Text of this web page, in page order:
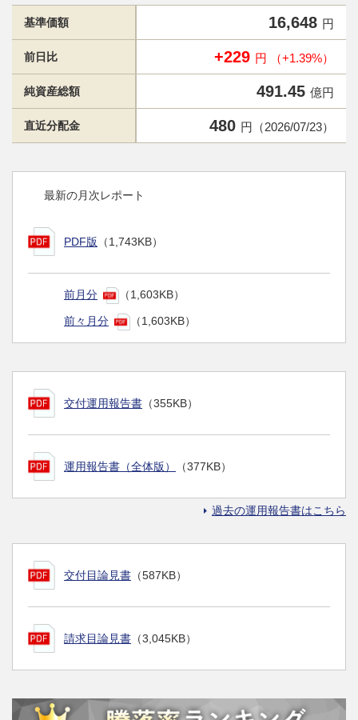
基準価額 16,648 円
前日比 +229 円 （+1.39%）
純資産総額 491.45 億円
直近分配金 480 円（2026/07/23）
最新の月次レポート
PDF版 （1,743KB）
前月分 （1,603KB）
前々月分 （1,603KB）
交付運用報告書 （355KB）
運用報告書（全体版） （377KB）
過去の運用報告書はこちら
交付目論見書 （587KB）
請求目論見書 （3,045KB）